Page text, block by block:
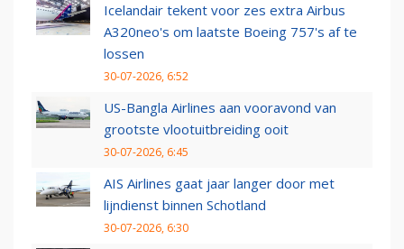
Icelandair tekent voor zes extra Airbus
A320neo's om laatste Boeing 757's af te
lossen
30-07-2026, 6:52
US-Bangla Airlines aan vooravond van
grootste vlootuitbreiding ooit
30-07-2026, 6:45
AIS Airlines gaat jaar langer door met
lijndienst binnen Schotland
30-07-2026, 6:30